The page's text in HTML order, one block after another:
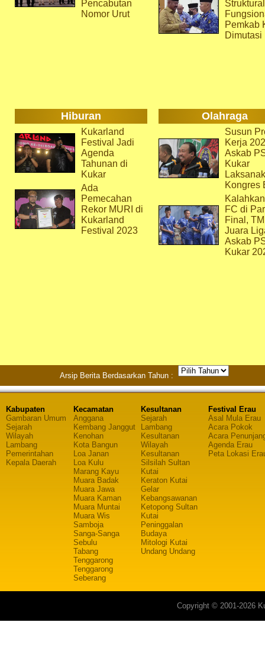
Pencabutan
Nomor Urut
Pemkab
Dimutasi
Hiburan Olahraga
Kukarland
Festival Jadi
Agenda
Tahunan di
Kukar
Ada
Pemecahan
Rekor MURI di
Kukarland
Festival 2023
Susun
Kerja
Askab
Kukar
Kongres
FC di
Final,
Juara
Askab
Kukar
Arsip Berita Berdasarkan Tahun :
Kabupaten
Gambaran Umum
Sejarah
Wilayah
Lambang
Pemerintahan
Kepala Daerah
Kecamatan
Anggana
Kembang Janggut
Kenohan
Kota Bangun
Loa Janan
Loa Kulu
Marang Kayu
Muara Badak
Muara Jawa
Muara Kaman
Muara Muntai
Muara Wis
Samboja
Sanga-Sanga
Sebulu
Tabang
Tenggarong
Tenggarong
Seberang
Kesultanan
Sejarah
Lambang
Kesultanan
Wilayah
Kesultanan
Silsilah Sultan
Kutai
Keraton Kutai
Gelar
Kebangsawanan
Ketopong Sultan
Kutai
Peninggalan
Budaya
Mitologi Kutai
Undang Undang
Festival Erau
Asal Mula Erau
Acara Pokok
Acara
Agenda Erau
Peta Lokasi
Copyright © 2001-2026